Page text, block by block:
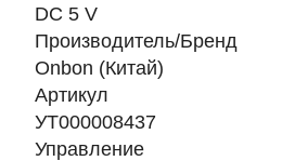
DC 5 V
Производитель/Бренд
Onbon (Китай)
Артикул
УТ000008437
Управление